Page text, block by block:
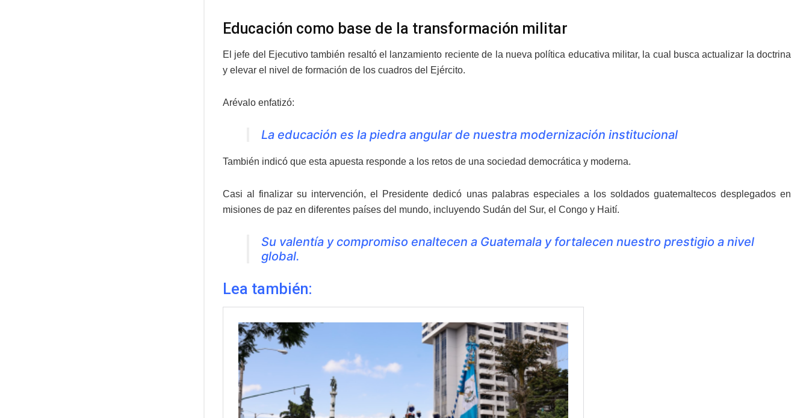
Educación como base de la transformación militar
El jefe del Ejecutivo también resaltó el lanzamiento reciente de la nueva política educativa militar, la cual busca actualizar la doctrina
y elevar el nivel de formación de los cuadros del Ejército.
Arévalo enfatizó:
La educación es la piedra angular de nuestra modernización institucional
También indicó que esta apuesta responde a los retos de una sociedad democrática y moderna.
Casi al finalizar su intervención, el Presidente dedicó unas palabras especiales a los soldados guatemaltecos desplegados en
misiones de paz en diferentes países del mundo, incluyendo Sudán del Sur, el Congo y Haití.
Su valentía y compromiso enaltecen a Guatemala y fortalecen nuestro prestigio a nivel
global.
Lea también: